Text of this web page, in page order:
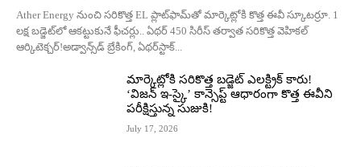
Ather Energy నుంచి సరికొత్త EL ప్లాట్‌ఫామ్‌తో మార్కెట్లోకి కొత్త ఈవీ స్కూటర్రూ. 1
లక్ష బడ్జెట్‌లో ఆకట్టుకునే ఫీచర్లు.. ఏథర్ 450 సిరీస్ తర్వాత సరికొత్త వెహికల్
ఆర్కిటెక్చర్!అడ్వాన్స్‌డ్ బ్రేకింగ్, ఏథర్‌స్టాక్...
మార్కెట్లోకి సరికొత్త బడ్జెట్ ఎలక్ట్రిక్ కారు!
‘విజన్ ఇ-స్కై’ కాన్సెప్ట్ ఆధారంగా కొత్త ఈవీని
పరీక్షిస్తున్న సుజుకి!
July 17, 2026